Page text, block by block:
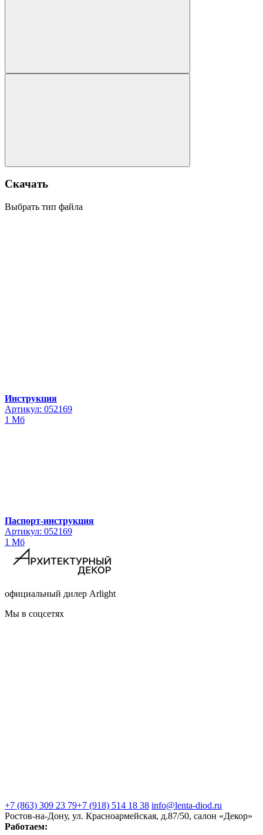
Скачать
Выбрать тип файла
Инструкция
Артикул: 052169
1 Мб
Паспорт-инструкция
Артикул: 052169
1 Мб
официальный дилер Arlight
Мы в соцсетях
+7 (863) 309 23 79+7 (918) 514 18 38 info@lenta-diod.ru
Ростов-на-Дону, ул. Красноармейская, д.87/50, салон «Декор»
Работаем: